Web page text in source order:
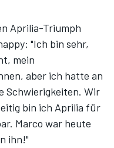
Aprilia-Triumph
"Ich bin sehr,
mein
aber ich hatte an
Schwierigkeiten. Wir
bin ich Aprilia für
Marco war heute
ihn!"